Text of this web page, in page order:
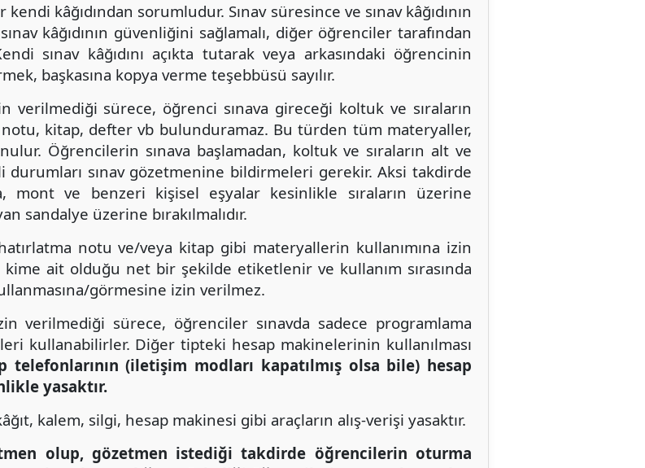
kâğıdından sorumludur. Sınav süresince ve sınav kâğıdının
kâğıdının güvenliğini sağlamalı, diğer öğrenciler tarafından
sınav kâğıdını açıkta tutarak veya arkasındaki öğrencinin
başkasına kopya verme teşebbüsü sayılır.
verilmediği sürece, öğrenci sınava gireceği koltuk ve sıraların
kitap, defter vb bulunduramaz. Bu türden tüm materyaller,
Öğrencilerin sınava başlamadan, koltuk ve sıraların alt ve
sınav gözetmenine bildirmeleri gerekir. Aksi takdirde
mont ve benzeri kişisel eşyalar kesinlikle sıraların üzerine
sandalye üzerine bırakılmalıdır.
notu ve/veya kitap gibi materyallerin kullanımına izin
ait olduğu net bir şekilde etiketlenir ve kullanım sırasında
görmesine izin verilmez.
verilmediği sürece, öğrenciler sınavda sadece programlama
kullanabilirler. Diğer tipteki hesap makinelerinin kullanılması
telefonlarının (iletişim modları kapatılmış olsa bile) hesap
yasaktır.
kalem, silgi, hesap makinesi gibi araçların alış-verişi yasaktır.
olup, gözetmen istediği takdirde öğrencilerin oturma